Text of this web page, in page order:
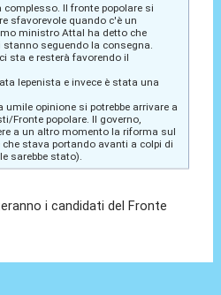
Il fronte popolare si
sfavorevole quando c'è un
ministro Attal ha detto che
seguendo la consegna.
sta e resterà favorendo il
lepenista e invece è stata una
opinione si potrebbe arrivare a
Fronte popolare. Il governo,
a un altro momento la riforma sul
stava portando avanti a colpi di
sarebbe stato).
i candidati del Fronte